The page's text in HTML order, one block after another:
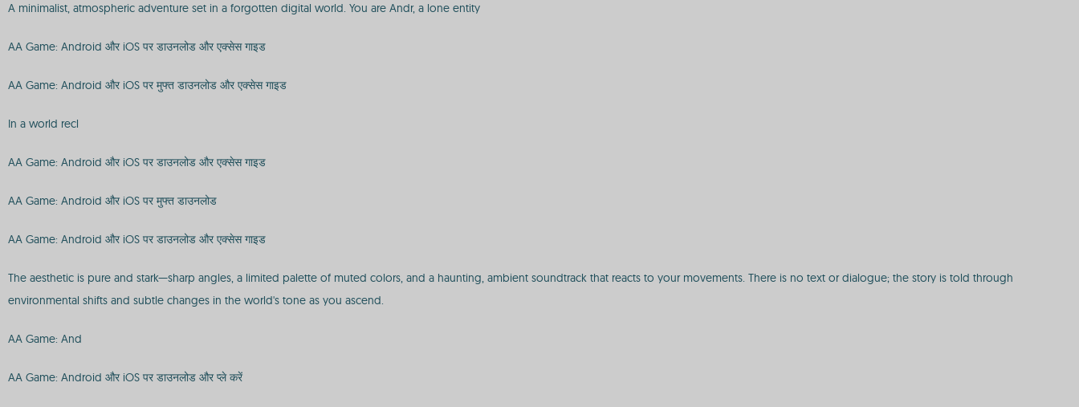
A minimalist, atmospheric adventure set in a forgotten digital world. You are Andr, a lone entity
AA Game: Android और iOS पर डाउनलोड और एक्सेस गाइड
AA Game: Android और iOS पर मुफ्त डाउनलोड और एक्सेस गाइड
In a world recl
AA Game: Android और iOS पर डाउनलोड और एक्सेस गाइड
AA Game: Android और iOS पर मुफ्त डाउनलोड
AA Game: Android और iOS पर डाउनलोड और एक्सेस गाइड
The aesthetic is pure and stark—sharp angles, a limited palette of muted colors, and a haunting, ambient soundtrack that reacts to your movements. There is no text or dialogue; the story is told through
environmental shifts and subtle changes in the world's tone as you ascend.
AA Game: And
AA Game: Android और iOS पर डाउनलोड और प्ले करें